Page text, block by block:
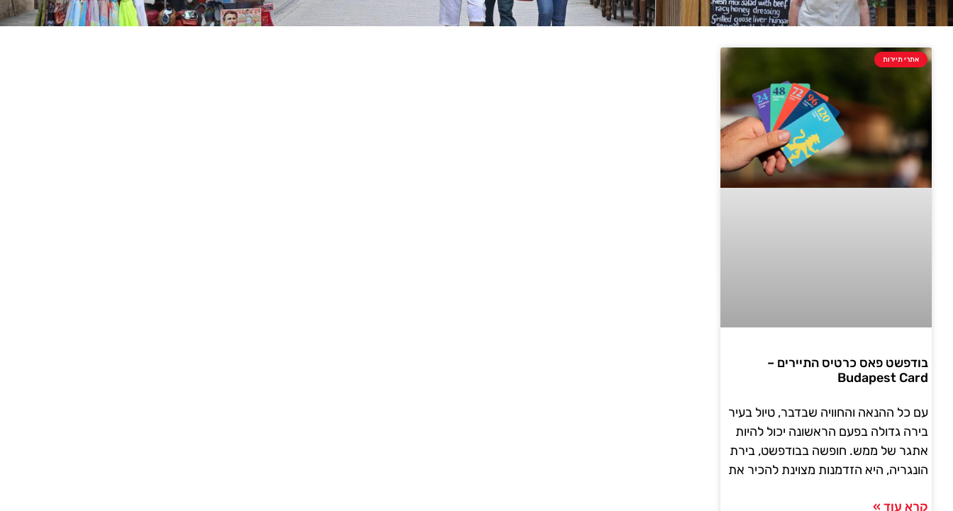
אתרי תיירות
בודפשט פאס כרטיס התיירים –
Budapest Card
עם כל ההנאה והחוויה שבדבר, טיול בעיר
בירה גדולה בפעם הראשונה יכול להיות
אתגר של ממש. חופשה בבודפשט, בירת
הונגריה, היא הזדמנות מצוינת להכיר את
קרא עוד »